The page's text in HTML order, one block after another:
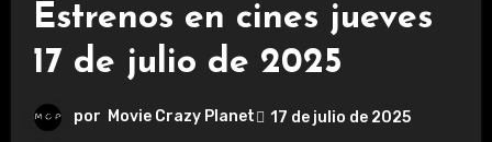
Estrenos en cines jueves
17 de julio de 2025
por Movie Crazy Planet 17 de julio de 2025